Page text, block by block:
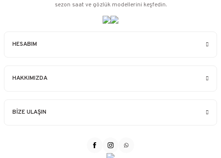
HESABIM
HAKKIMIZDA
BİZE ULAŞIN
sezon saat ve gözlük modellerini keşfedin.